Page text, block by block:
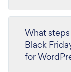
What
Black
for